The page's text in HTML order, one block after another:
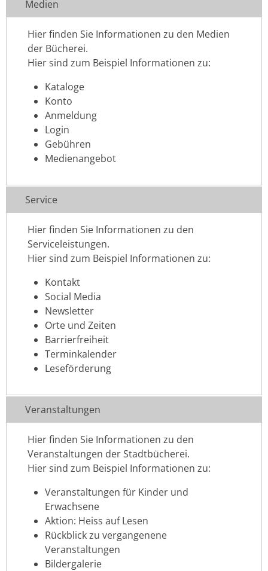
Medien
Hier finden Sie Informationen zu den Medien
der Bücherei.
Hier sind zum Beispiel Informationen zu:
Kataloge
Konto
Anmeldung
Login
Gebühren
Medienangebot
Service
Hier finden Sie Informationen zu den
Serviceleistungen.
Hier sind zum Beispiel Informationen zu:
Kontakt
Social Media
Newsletter
Orte und Zeiten
Barrierfreiheit
Terminkalender
Leseförderung
Veranstaltungen
Hier finden Sie Informationen zu den
Veranstaltungen der Stadtbücherei.
Hier sind zum Beispiel Informationen zu:
Veranstaltungen für Kinder und
Erwachsene
Aktion: Heiss auf Lesen
Rückblick zu vergangenene
Veranstaltungen
Bildergalerie